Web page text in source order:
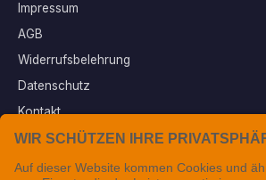
Impressum
AGB
Widerrufsbelehrung
Datenschutz
Kontakt
Vertrag widerrufen